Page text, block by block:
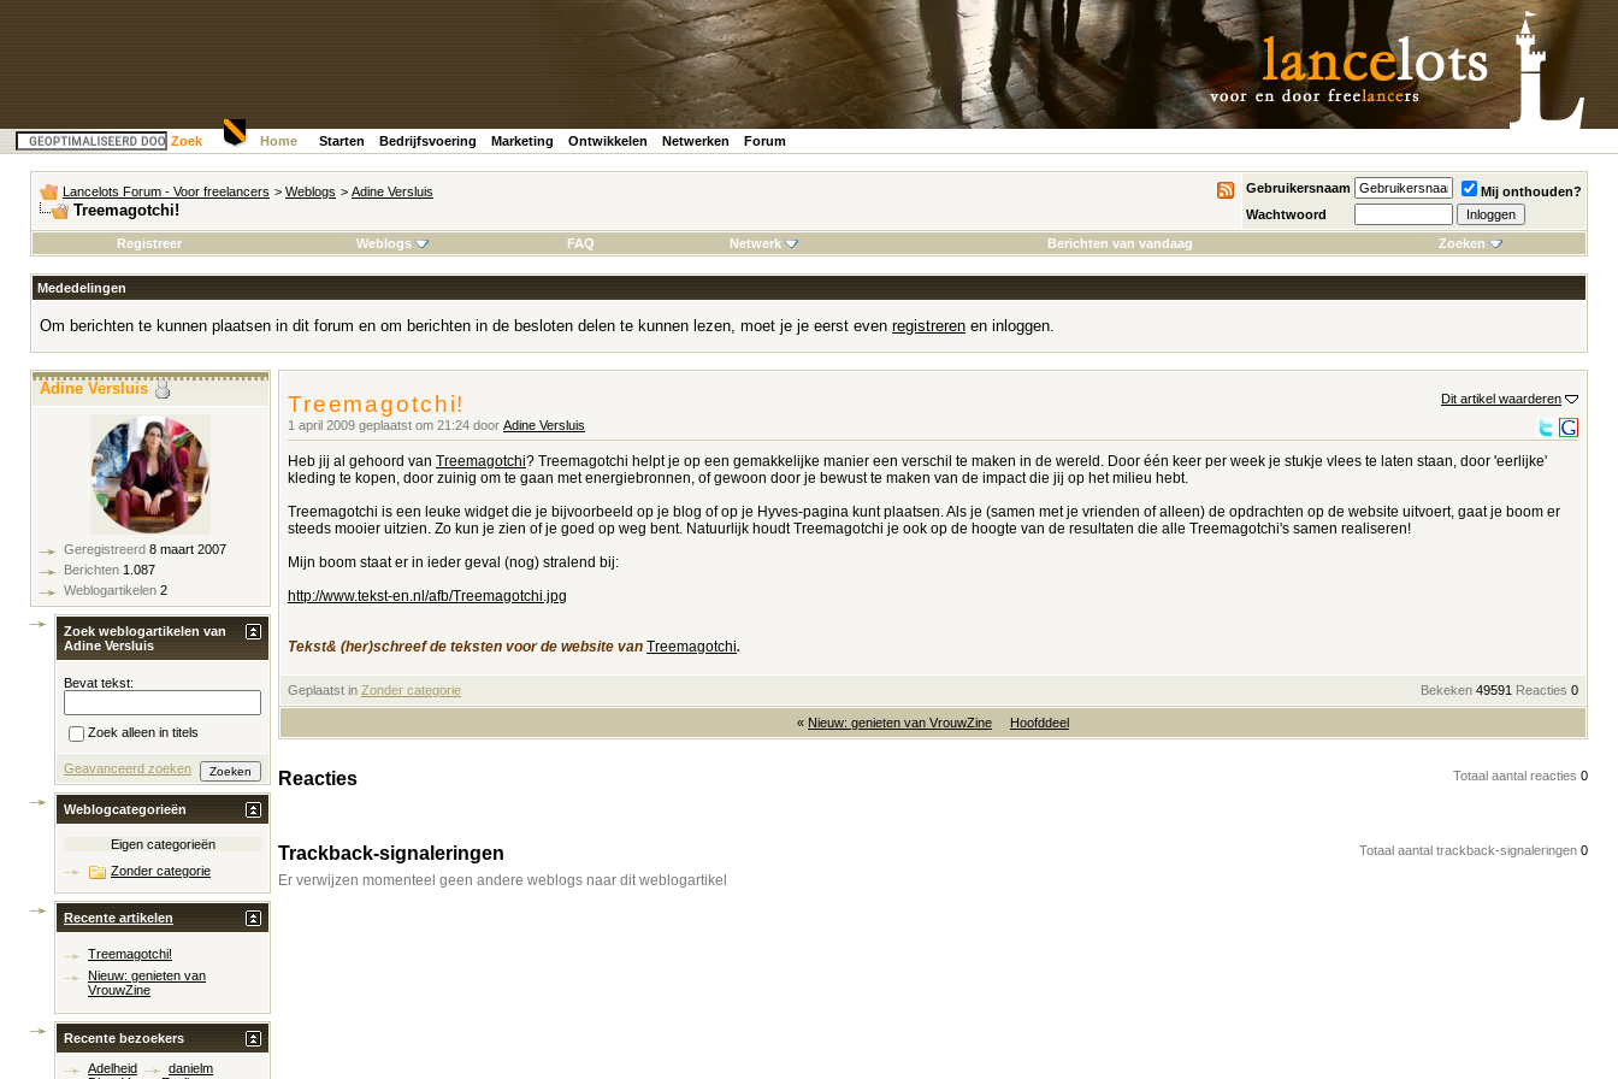
Zoek Home Starten Bedrijfsvoering Marketing Ontwikkelen Netwerken Forum
Lancelots Forum - Voor freelancers > Weblogs > Adine Versluis
Treemagotchi!
Gebruikersnaam
Mij onthouden?
Wachtwoord
Registreer
Weblogs FAQ Netwerk Berichten van vandaag Zoeken
Mededelingen
Om berichten te kunnen plaatsen in dit forum en om berichten in de besloten delen te kunnen lezen, moet je je eerst even registreren en inloggen.
Dit artikel waarderen
Treemagotchi!
1 april 2009 geplaatst om 21:24 door Adine Versluis
Heb jij al gehoord van Treemagotchi? Treemagotchi helpt je op een gemakkelijke manier een verschil te maken in de wereld. Door één keer per week je stukje vlees te laten staan, door 'eerlijke'
kleding te kopen, door zuinig om te gaan met energiebronnen, of gewoon door je bewust te maken van de impact die jij op het milieu hebt.
Treemagotchi is een leuke widget die je bijvoorbeeld op je blog of op je Hyves-pagina kunt plaatsen. Als je (samen met je vrienden of alleen) de opdrachten op de website uitvoert, gaat je boom er
steeds mooier uitzien. Zo kun je zien of je goed op weg bent. Natuurlijk houdt Treemagotchi je ook op de hoogte van de resultaten die alle Treemagotchi's samen realiseren!
Mijn boom staat er in ieder geval (nog) stralend bij:
http://www.tekst-en.nl/afb/Treemagotchi.jpg
Tekst& (her)schreef de teksten voor de website van Treemagotchi.
Geplaatst in Zonder categorie Bekeken 49591 Reacties 0
« Nieuw: genieten van VrouwZine Hoofddeel
Totaal aantal reacties 0
Reacties
Totaal aantal trackback-signaleringen 0
Trackback-signaleringen
Er verwijzen momenteel geen andere weblogs naar dit weblogartikel
Adine Versluis
Geregistreerd 8 maart 2007
Berichten 1.087
Weblogartikelen 2
Zoek weblogartikelen van
Adine Versluis
Bevat tekst:
Zoek alleen in titels
Geavanceerd zoeken
Weblogcategorieën
Eigen categorieën
Zonder categorie
Recente artikelen
Treemagotchi!
Nieuw: genieten van
VrouwZine
Recente bezoekers
Adelheid
danielm